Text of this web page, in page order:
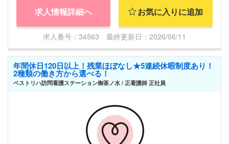
求人情報詳細へ お気に入りに追加
求人番号：34563 最終更新日：2026/06/11
年間休日120日以上！残業ほぼなし★5連続休暇制度あり！
2種類の働き方から選べる！
ベストリハ訪問看護ステーション御茶ノ水 / 正看護師 正社員